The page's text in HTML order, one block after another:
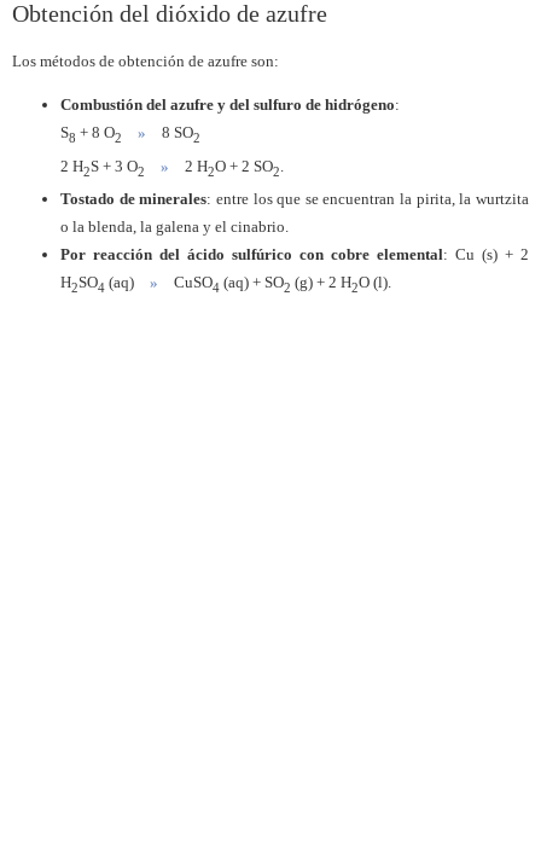
Obtención del dióxido de azufre
Los métodos de obtención de azufre son:
Combustión del azufre y del sulfuro de hidrógeno:
S8 + 8 O2 » 8 SO2
2 H2S + 3 O2 » 2 H2O + 2 SO2
Tostado de minerales: entre los que se encuentran la pirita, la wurtzita
o la blenda, la galena y el cinabrio.
Por reacción del ácido sulfúrico con cobre elemental: Cu (s) + 2
H2SO4 (aq) » CuSO4 (aq) + SO2 (g) + 2 H2O (l).